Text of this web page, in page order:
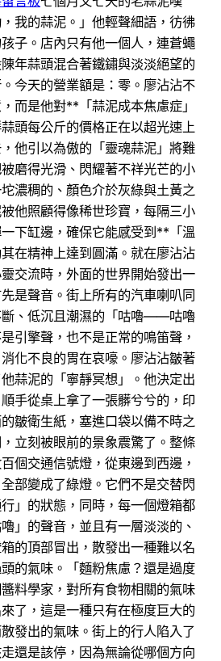
我的蒜泥。」他輕聲細語，彷彿
子。店內只有他一個人，連蒼蠅
年蒜頭混合著鐵鏽與淡淡絕望的
今天的營業額是：零。廖沾沾不
而是他對**「蒜泥成本焦慮症」
頭每公斤的價格正在以超光速上
他引以為傲的「靈魂蒜泥」將難
磨得光滑、閃耀著不祥光芒的小
濃稠的、顏色介於灰綠與土黃之
他照顧得像稀世珍寶，每隔三小
下缸邊，確保它能感受到**「溫
在精神上達到圓滿。就在廖沾沾
交流時，外面的世界開始發出一
是聲音。街上所有的汽車喇叭同
斷、低沉且潮濕的「咕嚕——咕嚕
引擎聲，也不是正常的鳴笛聲，
化不良的胃在哀嚎。廖沾沾皺著
蒜泥的「寧靜冥想」。他決定出
手從桌上拿了一張髒兮兮的，印
皺衛生紙，塞進口袋以備不時之
立刻被眼前的景象震驚了。整條
個交通信號燈，從東邊到西邊，
部變成了綠燈。它們不是交替閃
」的狀態，同時，每一個燈箱都
」的聲音，並且有一層淡淡的、
的頂部冒出，散發出一種難以名
的氣味。「麵粉焦慮？還是過度
料學家，對所有食物相關的氣味
了，這是一種只有在極度巨大的
發出的氣味。街上的行人陷入了
還是該停，因為無論從哪個方向